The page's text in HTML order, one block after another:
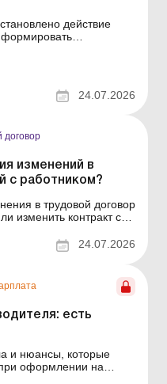
действие
Может ли
действие
24.07.2026
договор
изменений в
с работником?
в трудовой договор
в контрактной форме?
если меняются
24.07.2026
есть
и нюансы, которые
оформлении на